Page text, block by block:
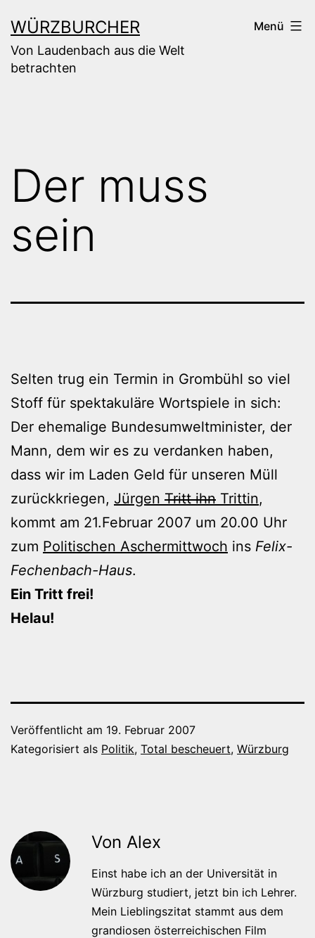
Inhalt
springen
WÜRZBURCHER
Von Laudenbach aus die Welt
betrachten
Menü
Der muss
sein
Selten trug ein Termin in Grombühl so viel
Stoff für spektakuläre Wortspiele in sich:
Der ehemalige Bundesumweltminister, der
Mann, dem wir es zu verdanken haben,
dass wir im Laden Geld für unseren Müll
zurückkriegen, Jürgen Tritt ihn Trittin,
kommt am 21.Februar 2007 um 20.00 Uhr
zum Politischen Aschermittwoch ins Felix-
Fechenbach-Haus.
Ein Tritt frei!
Helau!
Veröffentlicht am 19. Februar 2007
Kategorisiert als Politik, Total bescheuert, Würzburg
Von Alex
Einst habe ich an der Universität in
Würzburg studiert, jetzt bin ich Lehrer.
Mein Lieblingszitat stammt aus dem
grandiosen österreichischen Film